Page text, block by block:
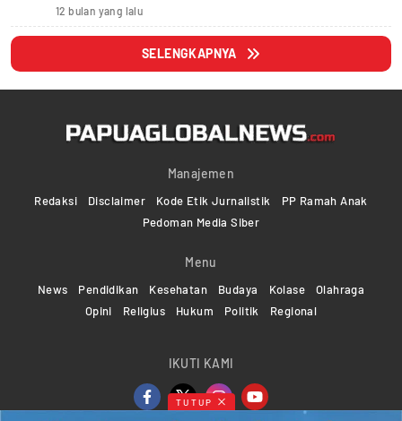
12 bulan yang lalu
SELENGKAPNYA
Manajemen
Redaksi Disclaimer Kode Etik Jurnalistik
PP Ramah Anak
Pedoman Media Siber
Menu
News Pendidikan Kesehatan Budaya Kolase
Olahraga
Opini
Religius Hukum Politik Regional
IKUTI KAMI
TUTUP